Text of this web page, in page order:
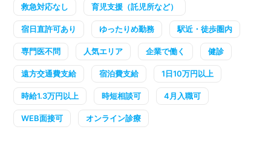
救急対応なし 育児支援（託児所など）
宿日直許可あり ゆったりめ勤務 駅近・徒歩圏内
専門医不問 人気エリア 企業で働く 健診
遠方交通費支給 宿泊費支給 1日10万円以上
時給1.3万円以上 時短相談可 4月入職可
WEB面接可 オンライン診療